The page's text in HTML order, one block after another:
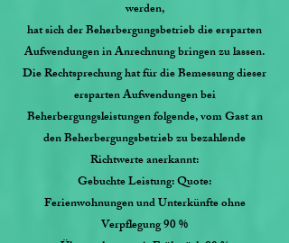
werden,
hat sich der Beherbergungsbetrieb die ersparten
Aufwendungen in Anrechnung bringen zu lassen.
Die Rechtsprechung hat für die Bemessung dieser
ersparten Aufwendungen bei
Beherbergungsleistungen folgende, vom Gast an
den Beherbergungsbetrieb zu bezahlende
Richtwerte anerkannt:
Gebuchte Leistung: Quote:
Ferienwohnungen und Unterkünfte ohne
Verpflegung 90 %